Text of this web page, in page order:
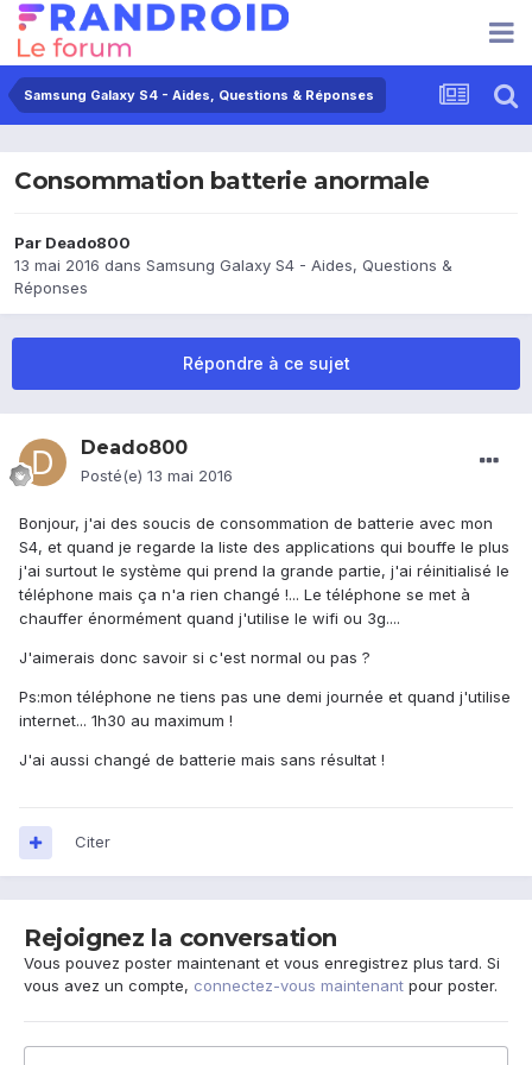
Samsung Galaxy S4 - Aides, Questions & Réponses
Consommation batterie anormale
Par Deado800
13 mai 2016 dans Samsung Galaxy S4 - Aides, Questions &
Réponses
Répondre à ce sujet
Deado800
Posté(e) 13 mai 2016
Bonjour, j'ai des soucis de consommation de batterie avec mon
S4, et quand je regarde la liste des applications qui bouffe le plus
j'ai surtout le système qui prend la grande partie, j'ai réinitialisé le
téléphone mais ça n'a rien changé !... Le téléphone se met à
chauffer énormément quand j'utilise le wifi ou 3g....
J'aimerais donc savoir si c'est normal ou pas ?
Ps:mon téléphone ne tiens pas une demi journée et quand j'utilise
internet... 1h30 au maximum !
J'ai aussi changé de batterie mais sans résultat !
Citer
Rejoignez la conversation
Vous pouvez poster maintenant et vous enregistrez plus tard. Si
vous avez un compte, connectez-vous maintenant pour poster.